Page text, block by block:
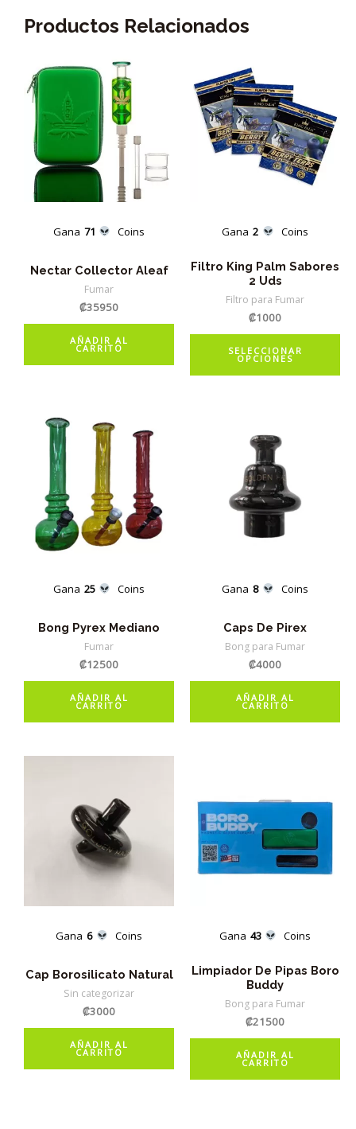
Productos Relacionados
Gana 71 Coins
Nectar Collector Aleaf
Fumar
₡35950
AÑADIR AL
CARRITO
Gana 2 Coins
Filtro King Palm Sabores
2 Uds
Filtro para Fumar
₡1000
SELECCIONAR
OPCIONES
Gana 25 Coins
Bong Pyrex Mediano
Fumar
₡12500
AÑADIR AL
CARRITO
Gana 8 Coins
Caps De Pirex
Bong para Fumar
₡4000
AÑADIR AL
CARRITO
Gana 6 Coins
Cap Borosilicato Natural
Sin categorizar
₡3000
AÑADIR AL
CARRITO
Gana 43 Coins
Limpiador De Pipas Boro
Buddy
Bong para Fumar
₡21500
AÑADIR AL
CARRITO